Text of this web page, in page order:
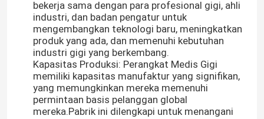
bekerja sama dengan para profesional gigi, ahli
industri, dan badan pengatur untuk
mengembangkan teknologi baru, meningkatkan
produk yang ada, dan memenuhi kebutuhan
industri gigi yang berkembang.
Kapasitas Produksi: Perangkat Medis Gigi
memiliki kapasitas manufaktur yang signifikan,
yang memungkinkan mereka memenuhi
permintaan basis pelanggan global
mereka.Pabrik ini dilengkapi untuk menangani